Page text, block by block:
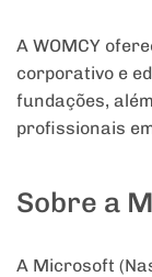
A WOMCY
corporativo e
fundações,
profissionais
Sobre a
A Microsoft